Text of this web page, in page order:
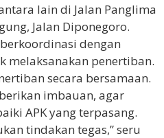
lain di Jalan Panglima
Jalan Diponegoro.
dengan
melaksanakan penertiban.
secara bersamaan.
imbauan, agar
APK yang terpasang.
tindakan tegas,” seru